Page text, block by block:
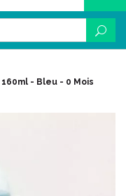
- Bleu - 0 Mois